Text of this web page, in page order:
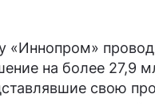
на более
свою